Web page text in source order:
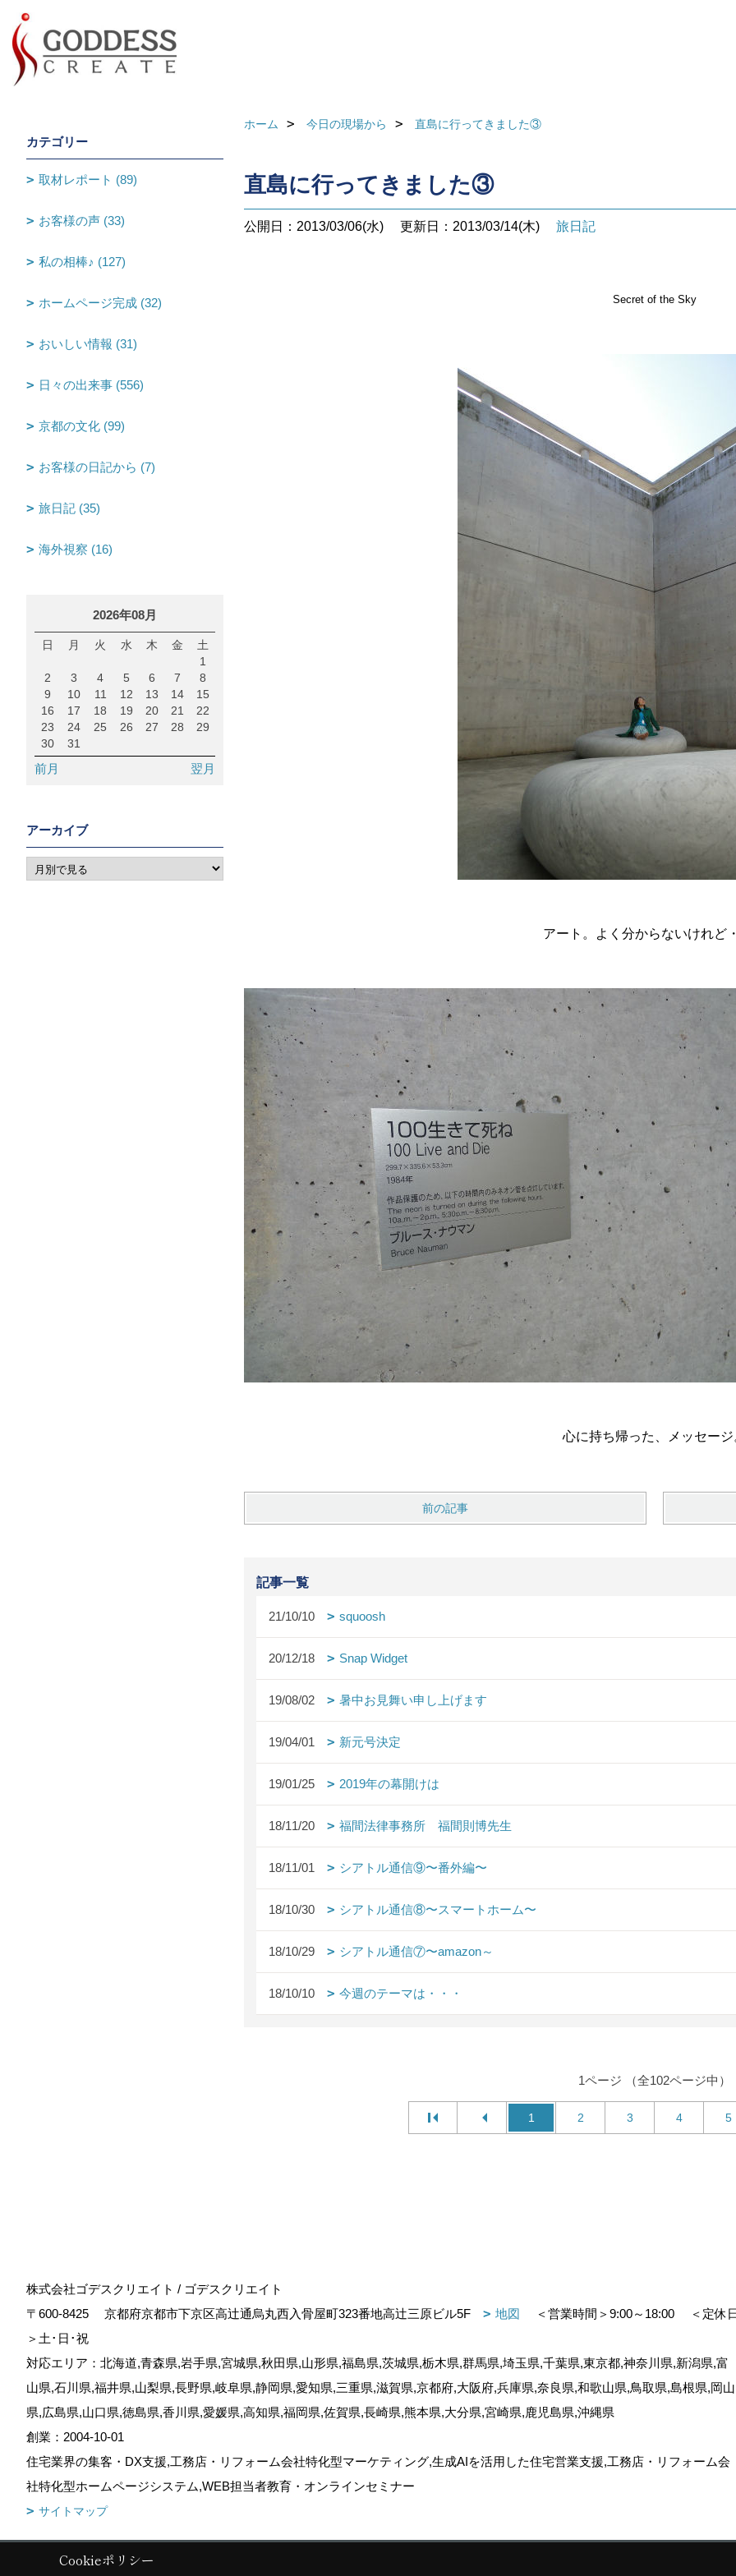
ホーム 今日の現場から 直島に行ってきました③
直島に行ってきました③
公開日：2013/03/06(水) 更新日：2013/03/14(木) 旅日記
Secret of the Sky
アート。よく分からないけれど
心に持ち帰った、メッセージ
前の記事
記事一覧
21/10/10 squoosh
20/12/18 Snap Widget
19/08/02 暑中お見舞い申し上げます
19/04/01 新元号決定
19/01/25 2019年の幕開けは
18/11/20 福間法律事務所 福間則博先生
18/11/01 シアトル通信⑨〜番外編〜
18/10/30 シアトル通信⑧〜スマートホーム〜
18/10/29 シアトル通信⑦〜amazon～
18/10/10 今週のテーマは・・・
1ページ （全102ページ中）
1 2 3 4 5
カテゴリー
取材レポート (89)
お客様の声 (33)
私の相棒♪ (127)
ホームページ完成 (32)
おいしい情報 (31)
日々の出来事 (556)
京都の文化 (99)
お客様の日記から (7)
旅日記 (35)
海外視察 (16)
2026年08月
日 月 火 水 木 金
土
1
2
3 4 5 6 7
8
9
10 11 12 13 14
15
16
17 18 19 20 21
22
23
24 25 26 27 28
29
30
31
前月 翌月
アーカイブ
株式会社ゴデスクリエイト / ゴデスクリエイト
〒600-8425
京都府京都市下京区高辻通烏丸西入骨屋町323番地高辻三原ビル5F 地図 ＜営業時間＞9:00～18:00
＜定休
＞土･日･祝
対応エリア：北海道,青森県,岩手県,宮城県,秋田県,山形県,福島県,茨城県,栃木県,群馬県,埼玉県,千葉県,東京都,神奈川県,新潟県,富
山県,石川県,福井県,山梨県,長野県,岐阜県,静岡県,愛知県,三重県,滋賀県,京都府,大阪府,兵庫県,奈良県,和歌山県,鳥取県,島根県,岡山
県,広島県,山口県,徳島県,香川県,愛媛県,高知県,福岡県,佐賀県,長崎県,熊本県,大分県,宮崎県,鹿児島県,沖縄県
創業：2004-10-01
住宅業界の集客・DX支援,工務店・リフォーム会社特化型マーケティング,生成AIを活用した住宅営業支援,工務店・リフォーム会
社特化型ホームページシステム,WEB担当者教育・オンラインセミナー
サイトマップ
Copyright (c) GODDESS CREATE. All Rights Reserved.
Cookieポリシー